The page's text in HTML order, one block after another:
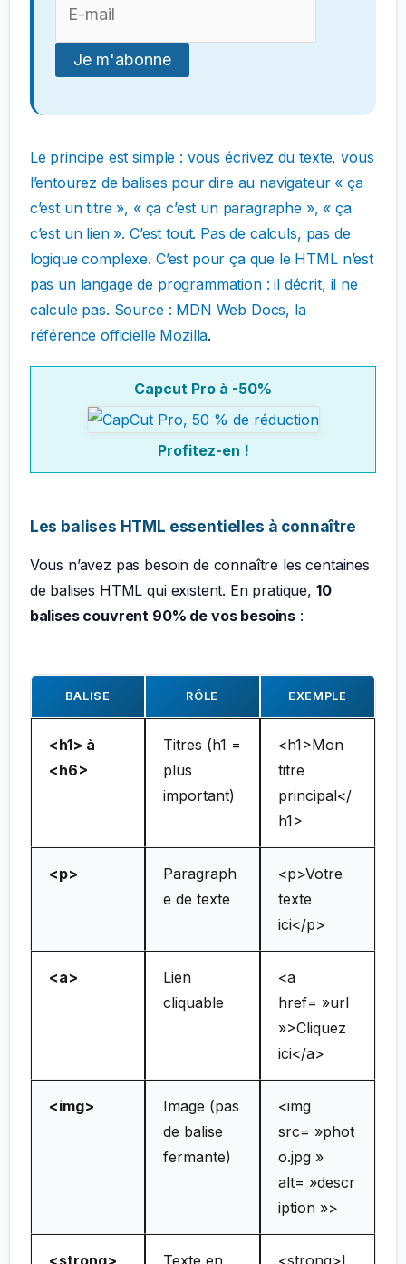
Le principe est simple : vous écrivez du texte, vous
l’entourez de balises pour dire au navigateur « ça
c’est un titre », « ça c’est un paragraphe », « ça
c’est un lien ». C’est tout. Pas de calculs, pas de
logique complexe. C’est pour ça que le HTML n’est
pas un langage de programmation : il décrit, il ne
calcule pas. Source : MDN Web Docs, la
référence officielle Mozilla.
Capcut Pro à -50%
Profitez-en !
Les balises HTML essentielles à connaître
Vous n’avez pas besoin de connaître les centaines
de balises HTML qui existent. En pratique, 10
balises couvrent 90% de vos besoins :
BALISE RÔLE EXEMPLE
<h1> à
<h6>
Titres (h1 =
plus
important)
<h1>Mon
titre
principal</
h1>
<p>
Paragraph
e de texte
<p>Votre
texte
ici</p>
<a>
Lien
cliquable
<a
href= »url
»>Cliquez
ici</a>
<img>
Image (pas
de balise
fermante)
<img
src= »phot
o.jpg »
alt= »descr
iption »>